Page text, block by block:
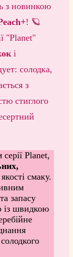
з новинкою
! 🪐
"Planet"
і
солодка,
з
стиглого
Planet,
смаку.
запасу
із швидкою